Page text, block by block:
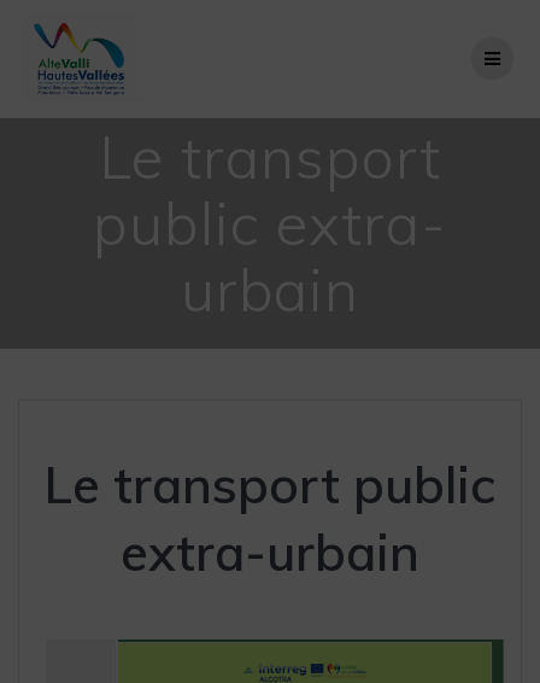
Le transport
public extra-
urbain
Le transport public
extra-urbain